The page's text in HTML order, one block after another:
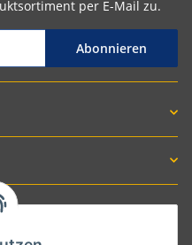
per E-Mail zu.
Abonnieren